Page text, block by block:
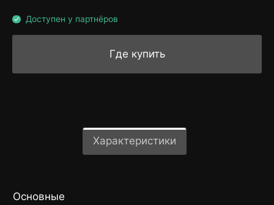
Доступен у партнёров
Где купить
Характеристики
Основные